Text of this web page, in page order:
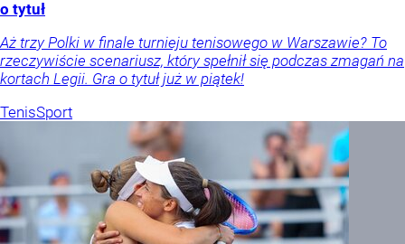
o tytuł
Aż trzy Polki w finale turnieju tenisowego w Warszawie? To
rzeczywiście scenariusz, który spełnił się podczas zmagań na
kortach Legii. Gra o tytuł już w piątek!
TenisSport